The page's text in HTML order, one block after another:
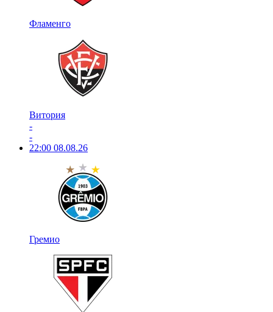
Фламенго
Витория
-
-
22:00 08.08.26
Гремио